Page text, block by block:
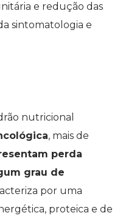
e redução das
sintomatologia e
nutricional
, mais de
perda
grau de
por uma
proteica e de